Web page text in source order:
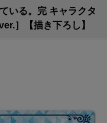
いる。完 キャラクタ
］【描き下ろし】